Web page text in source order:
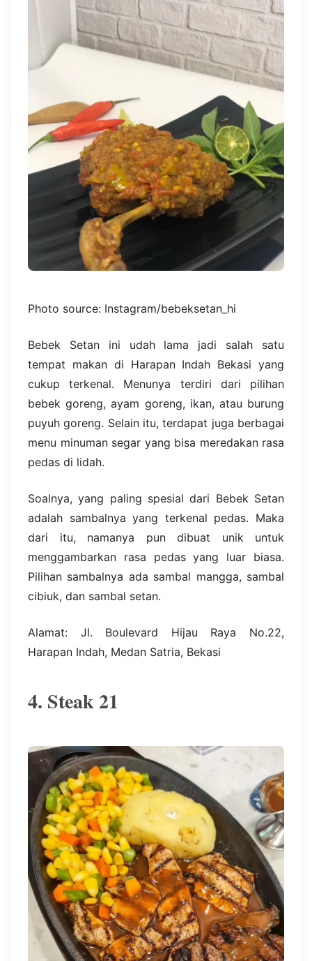
Photo source: Instagram/bebeksetan_hi
Bebek Setan ini udah lama jadi salah satu
tempat makan di Harapan Indah Bekasi yang
cukup terkenal. Menunya terdiri dari pilihan
bebek goreng, ayam goreng, ikan, atau burung
puyuh goreng. Selain itu, terdapat juga berbagai
menu minuman segar yang bisa meredakan rasa
pedas di lidah.
Soalnya, yang paling spesial dari Bebek Setan
adalah sambalnya yang terkenal pedas. Maka
dari itu, namanya pun dibuat unik untuk
menggambarkan rasa pedas yang luar biasa.
Pilihan sambalnya ada sambal mangga, sambal
cibiuk, dan sambal setan.
Alamat: Jl. Boulevard Hijau Raya No.22,
Harapan Indah, Medan Satria, Bekasi
4. Steak 21